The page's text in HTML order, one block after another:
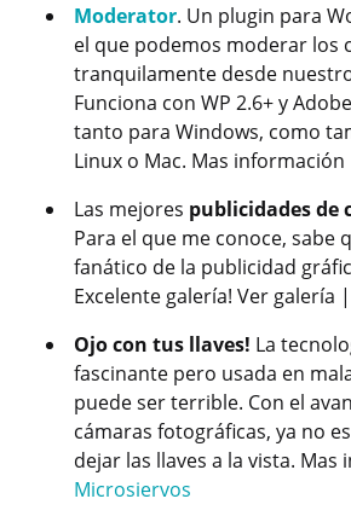
Moderator. Un plugin para
el que podemos moderar los
tranquilamente desde
Funciona con WP 2.6+ y
tanto para Windows, como
Linux o Mac. Mas información
Las mejores publicidades de
Para el que me conoce, sabe
fanático de la publicidad
Excelente galería! Ver galería |
Ojo con tus llaves! La
fascinante pero usada en
puede ser terrible. Con el
cámaras fotográficas, ya no
dejar las llaves a la vista. Mas
Microsiervos